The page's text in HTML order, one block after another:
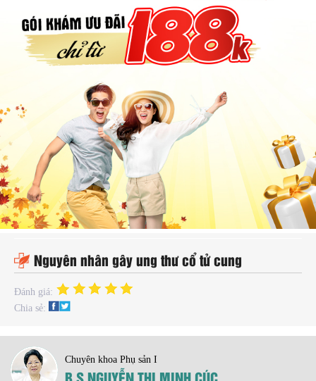
Nguyên nhân gây ung thư cổ tử cung
Đánh giá:
Chia sẻ:
Chuyên khoa Phụ sản I